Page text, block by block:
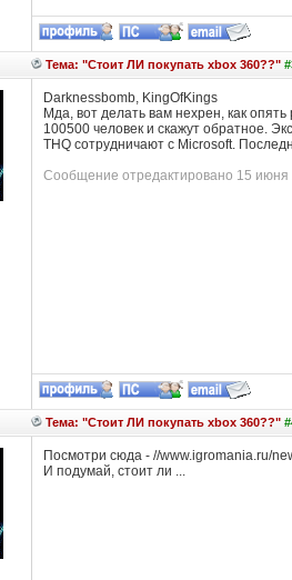
Тема: "Стоит ЛИ покупать xbox 360??"
Darknessbomb, KingOfKings
Мда, вот делать вам нехрен, как
100500 человек и скажут обратное.
THQ сотрудничают с Microsoft.
Сообщение отредактировано 15 июня
Тема: "Стоит ЛИ покупать xbox 360??"
Посмотри сюда - //www.igromania.ru/
И подумай, стоит ли ...